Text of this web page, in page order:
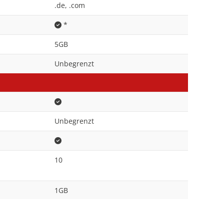
.de, .com
*
5GB
Unbegrenzt
Unbegrenzt
10
1GB